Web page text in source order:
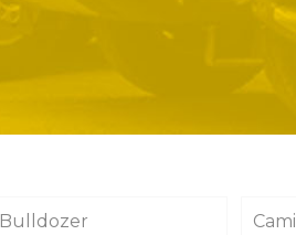
Bulldozer